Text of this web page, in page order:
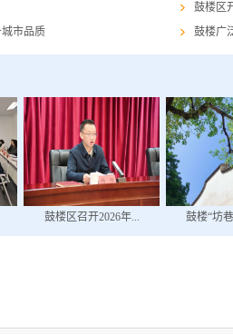
市品质
鼓楼区
鼓楼广
鼓楼区召开2026年... 鼓楼“坊